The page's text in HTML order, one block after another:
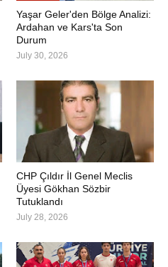
Yaşar Geler'den Bölge Analizi:
Ardahan ve Kars'ta Son
Durum
July 30, 2026
CHP Çıldır İl Genel Meclis
Üyesi Gökhan Sözbir
Tutuklandı
July 28, 2026